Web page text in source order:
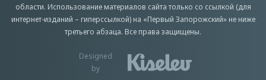
области. Использование материалов сайта только со ссылкой (для
интернет-изданий – гиперссылкой) на «Первый Запорожский» не ниже
третьего абзаца. Все права защищены.
Designed
by